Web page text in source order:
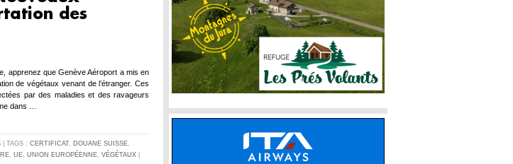
des
apprenez que Genève Aéroport a mis en
de végétaux venant de l’étranger. Ces
par des maladies et des ravageurs
dans …
| TAGS : CERTIFICAT, DOUANE SUISSE,
, UE, UNION EUROPÉENNE, VÉGÉTAUX